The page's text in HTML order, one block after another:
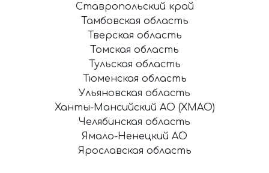
Ставропольский край
Тамбовская область
Тверская область
Томская область
Тульская область
Тюменская область
Ульяновская область
Ханты-Мансийский АО (ХМАО)
Челябинская область
Ямало-Ненецкий АО
Ярославская область